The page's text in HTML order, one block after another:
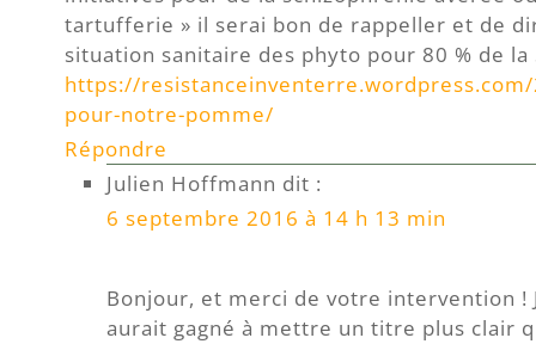
tartufferie » il serai bon de rappeller et de
situation sanitaire des phyto pour 80 % de la
https://
pour-notre-pomme/
Répondre
Julien Hoffmann dit :
6 septembre 2016 à 14 h 13 min
Bonjour, et merci de votre intervention !
aurait gagné à mettre un titre plus clair